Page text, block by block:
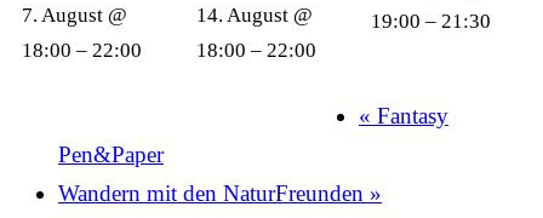
7. August @
18:00 –22:00
14. August @
18:00 –22:00
19:00 –21:30
« Fantasy
Pen&Paper
Wandern mit den NaturFreunden »